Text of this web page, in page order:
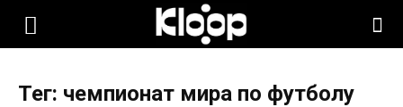
KLOOP.KG
Тег: чемпионат мира по футболу